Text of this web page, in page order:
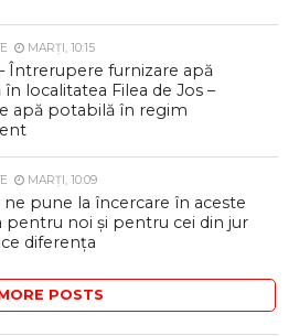
MARȚI, 10:15
Întrerupere furnizare apă
localitatea Filea de Jos –
apă potabilă în regim
MARȚI, 10:09
ne pune la încercare în aceste
pentru noi și pentru cei din jur
diferența
POSTS